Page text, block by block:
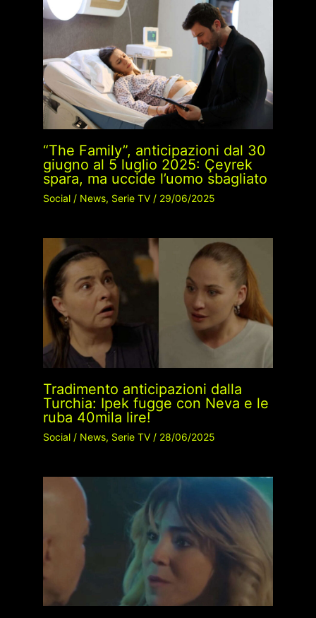
“The Family”, anticipazioni dal 30
giugno al 5 luglio 2025: Çeyrek
spara, ma uccide l’uomo sbagliato
Social/ News, Serie TV/ 29/06/2025
Tradimento anticipazioni dalla
Turchia: Ipek fugge con Neva e le
ruba 40mila lire!
Social/ News, Serie TV/ 28/06/2025